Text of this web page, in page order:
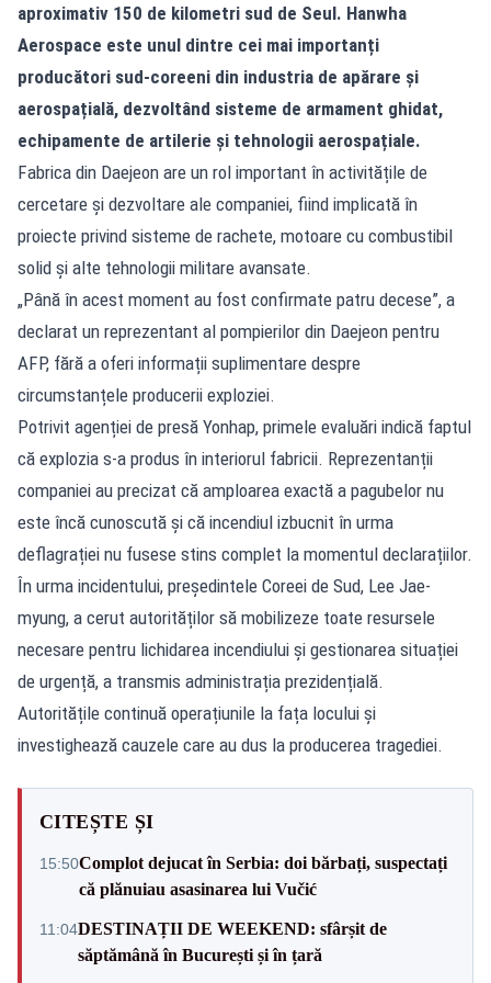
aproximativ 150 de kilometri sud de Seul. Hanwha
Aerospace este unul dintre cei mai importanți
producători sud-coreeni din industria de apărare și
aerospațială, dezvoltând sisteme de armament ghidat,
echipamente de artilerie și tehnologii aerospațiale.
Fabrica din Daejeon are un rol important în activitățile de
cercetare și dezvoltare ale companiei, fiind implicată în
proiecte privind sisteme de rachete, motoare cu combustibil
solid și alte tehnologii militare avansate.
„Până în acest moment au fost confirmate patru decese”, a
declarat un reprezentant al pompierilor din Daejeon pentru
AFP, fără a oferi informații suplimentare despre
circumstanțele producerii exploziei.
Potrivit agenției de presă Yonhap, primele evaluări indică faptul
că explozia s-a produs în interiorul fabricii. Reprezentanții
companiei au precizat că amploarea exactă a pagubelor nu
este încă cunoscută și că incendiul izbucnit în urma
deflagrației nu fusese stins complet la momentul declarațiilor.
În urma incidentului, președintele Coreei de Sud, Lee Jae-
myung, a cerut autorităților să mobilizeze toate resursele
necesare pentru lichidarea incendiului și gestionarea situației
de urgență, a transmis administrația prezidențială.
Autoritățile continuă operațiunile la fața locului și
investighează cauzele care au dus la producerea tragediei.
CITEȘTE ȘI
15:50Complot dejucat în Serbia: doi bărbați, suspectați
că plănuiau asasinarea lui Vučić
11:04DESTINAȚII DE WEEKEND: sfârșit de
săptămână în București și în țară